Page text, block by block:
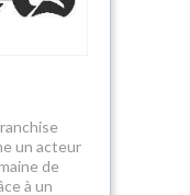
un acteur
de
à un